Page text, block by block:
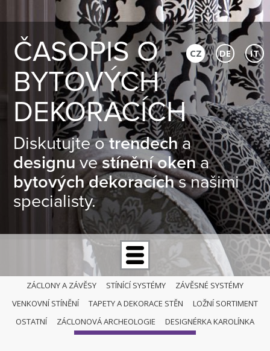
ČASOPIS O
BYTOVÝCH
DEKORACÍCH
Diskutujte otrendecha
designuvestínění okena
bytových dekoracíchs našimi
specialisty.
CZ DE IT
ZÁCLONY A ZÁVĚSY STÍNÍCÍ SYSTÉMY
ZÁVĚSNÉ SYSTÉMY
VENKOVNÍ STÍNĚNÍ
TAPETY A DEKORACE STĚN
LOŽNÍ SORTIMENT
OSTATNÍ
ZÁCLONOVÁ ARCHEOLOGIE DESIGNÉRKA KAROLÍNKA
OSTATNÍ